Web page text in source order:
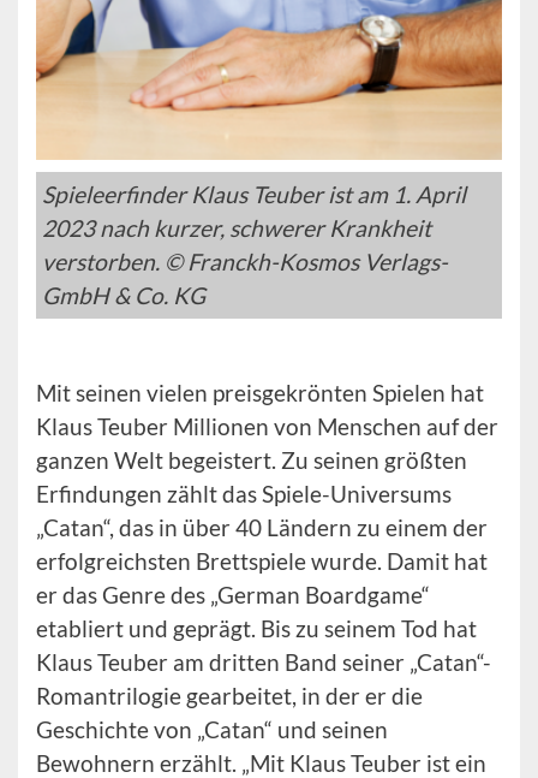
Spieleerfinder Klaus Teuber ist am 1. April
2023 nach kurzer, schwerer Krankheit
verstorben. © Franckh-Kosmos Verlags-
GmbH & Co. KG
Mit seinen vielen preisgekrönten Spielen hat
Klaus Teuber Millionen von Menschen auf der
ganzen Welt begeistert. Zu seinen größten
Erfindungen zählt das Spiele-Universums
„Catan“, das in über 40 Ländern zu einem der
erfolgreichsten Brettspiele wurde. Damit hat
er das Genre des „German Boardgame“
etabliert und geprägt. Bis zu seinem Tod hat
Klaus Teuber am dritten Band seiner „Catan“-
Romantrilogie gearbeitet, in der er die
Geschichte von „Catan“ und seinen
Bewohnern erzählt. „Mit Klaus Teuber ist ein